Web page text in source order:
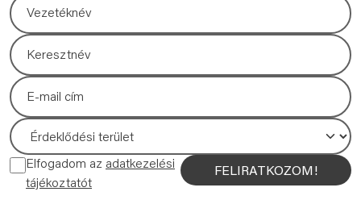
Elfogadom az adatkezelési
tájékoztatót
FELIRATKOZOM!